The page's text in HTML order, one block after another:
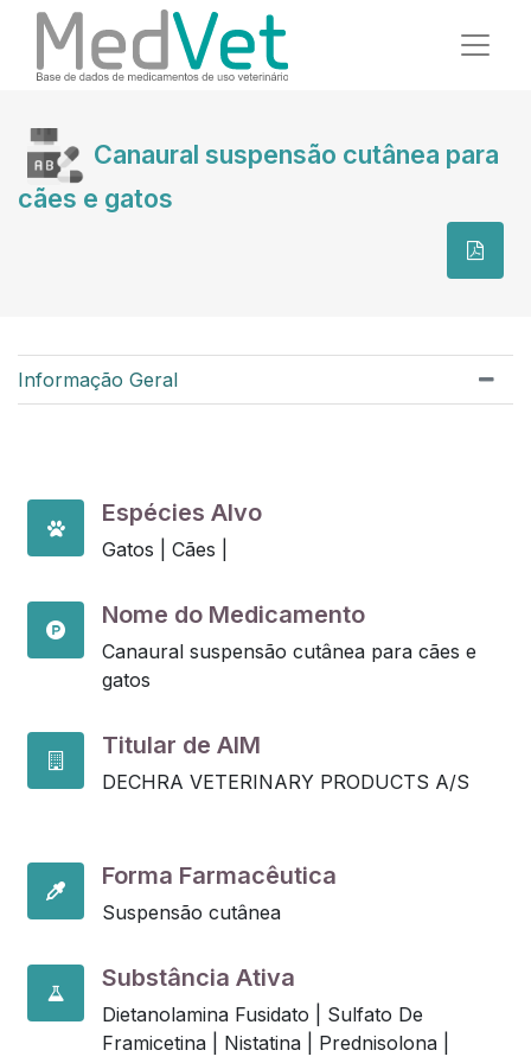
Canaural suspensão cutânea para
cães e gatos
Informação Geral
Espécies Alvo
Gatos | Cães |
Nome do Medicamento
Canaural suspensão cutânea para cães e
gatos
Titular de AIM
DECHRA VETERINARY PRODUCTS A/S
Forma Farmacêutica
Suspensão cutânea
Substância Ativa
Dietanolamina Fusidato | Sulfato De
Framicetina | Nistatina | Prednisolona |